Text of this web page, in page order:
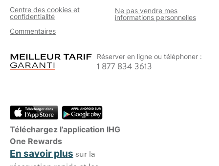
Centre des cookies et
confidentialité
Ne pas vendre mes
informations personnelles
Commentaires
Réserver en ligne ou téléphoner :
1 877 834 3613
Téléchargez l’application IHG
One Rewards
En savoir plus sur la